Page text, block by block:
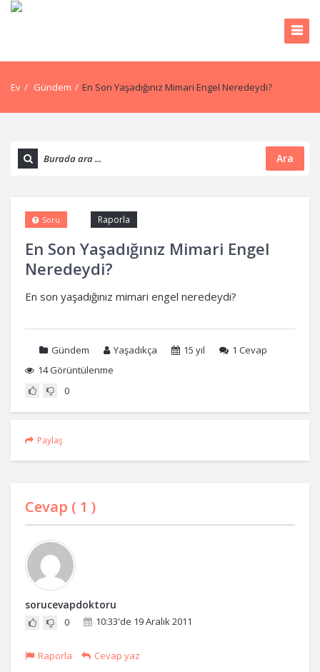
Ev / Gündem / En Son Yaşadığınız Mimari Engel Neredeydi?
Ara
En Son Yaşadığınız Mimari Engel
Neredeydi?
Raporla
Soru
En son yaşadığınız mimari engel neredeydi?
Gündem Yaşadıkça 15 yıl 1 Cevap
14 Görüntülenme
0
Paylaş
Cevap ( 1 )
sorucevapdoktoru
0 10:33'de 19 Aralık 2011
Raporla Cevap yaz